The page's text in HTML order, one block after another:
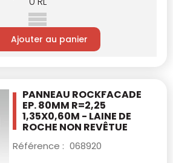
Ajouter au panier
PANNEAU ROCKFACADE
EP. 80MM R=2,25
1,35X0,60M - LAINE DE
ROCHE NON REVÊTUE
Référence : 068920